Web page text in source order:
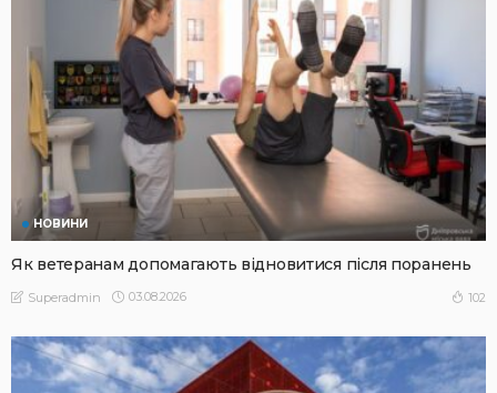
НОВИНИ
Як ветеранам допомагають відновитися після поранень
Superadmin 03.08.2026 102